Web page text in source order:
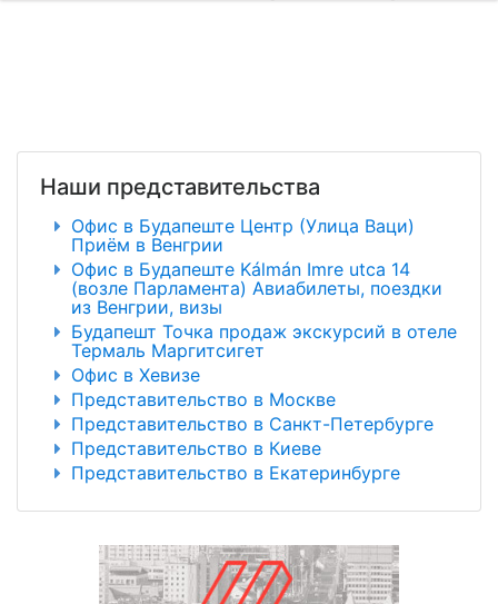
Наши представительства
Офис в Будапеште Центр (Улица Ваци)
Приём в Венгрии
Офис в Будапеште Kálmán Imre utca 14
(возле Парламента) Авиабилеты, поездки
из Венгрии, визы
Будапешт Точка продаж экскурсий в отеле
Термаль Маргитсигет
Офис в Хевизе
Представительство в Москве
Представительство в Санкт-Петербурге
Представительство в Киеве
Представительство в Екатеринбурге